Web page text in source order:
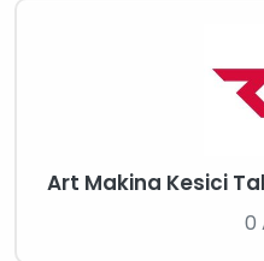
Art Makina Kesici
0